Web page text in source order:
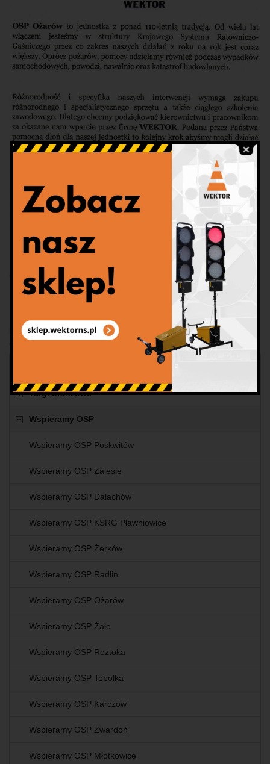
Kategorie
Targi branżowe
Wspieramy OSP
Wspieramy OSP Poskwitów
Wspieramy OSP Zalesie
Wspieramy OSP Dalachów
Wspieramy OSP KSRG Pławniowice
Wspieramy OSP Żerków
Wspieramy OSP Radlin
Wspieramy OSP Ożarów
Wspieramy OSP Żałe
Wspieramy OSP Roztoka
Wspieramy OSP Topólka
Wspieramy OSP Karczów
Wspieramy OSP Zwardoń
Wspieramy OSP Młotkowice